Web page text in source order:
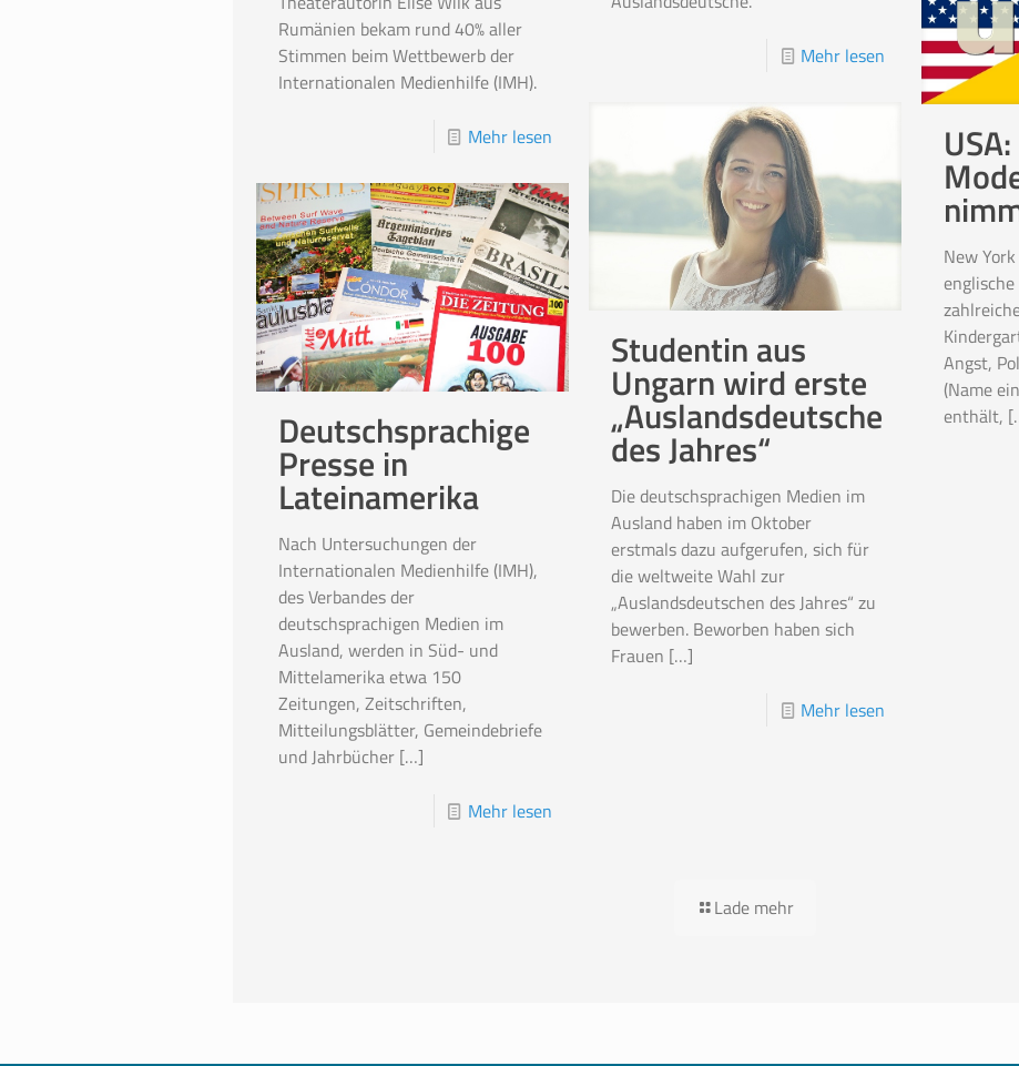
Mehr lesen
Rumänien bekam rund 40% aller
Stimmen beim Wettbewerb der
Internationalen Medienhilfe (IMH).
Mehr lesen
New
Angst,
(Name
enthält,
Studentin aus
Ungarn wird erste
„Auslandsdeutsche
des Jahres“
Die deutschsprachigen Medien im
Ausland haben im Oktober
erstmals dazu aufgerufen, sich für
die weltweite Wahl zur
„Auslandsdeutschen des Jahres“ zu
bewerben. Beworben haben sich
Frauen […]
Mehr lesen
Deutschsprachige
Presse in
Lateinamerika
Nach Untersuchungen der
Internationalen Medienhilfe (IMH),
des Verbandes der
deutschsprachigen Medien im
Ausland, werden in Süd- und
Mittelamerika etwa 150
Zeitungen, Zeitschriften,
Mitteilungsblätter, Gemeindebriefe
und Jahrbücher[…]
Mehr lesen
Lade mehr